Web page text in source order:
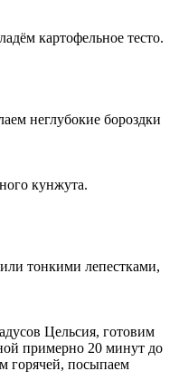
картофельное тесто.
неглубокие бороздки
кунжута.
тонкими лепестками,
Цельсия, готовим
примерно 20 минут до
горячей, посыпаем